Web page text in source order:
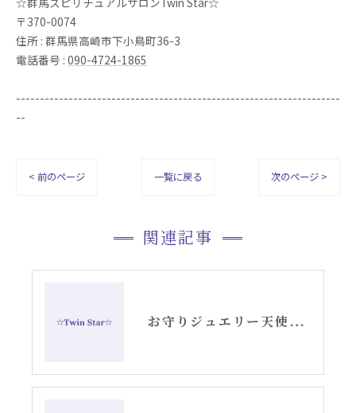
〒370-0074
住所 : 群馬県高崎市下小鳥町36-3
電話番号 : 090-4724-1865
--------------------------------------------------------------------
--
< 前のページ 一覧に戻る 次のページ >
関連記事
お守りジュエリー天使の羽根シルバーピアス